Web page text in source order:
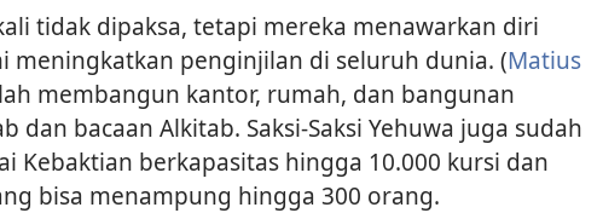
tidak dipaksa, tetapi mereka menawarkan diri
meningkatkan penginjilan di seluruh dunia. (Matius
membangun kantor, rumah, dan bangunan
dan bacaan Alkitab. Saksi-Saksi Yehuwa juga sudah
Kebaktian berkapasitas hingga 10.000 kursi dan
bisa menampung hingga 300 orang.